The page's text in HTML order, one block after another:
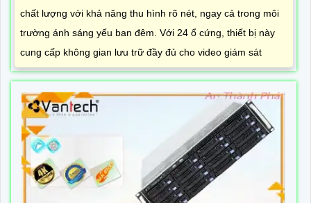
chất lượng với khả năng thu hình rõ nét, ngay cả trong môi
trường ánh sáng yếu ban đêm. Với 24 ổ cứng, thiết bị này
cung cấp không gian lưu trữ đầy đủ cho video giám sát